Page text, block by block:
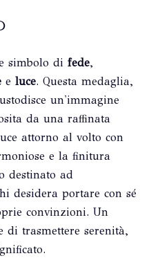
simbolo di fede,
e luce. Questa medaglia,
un'immagine
da una raffinata
attorno al volto con
e la finitura
destinato ad
desidera portare con sé
convinzioni. Un
di trasmettere serenità,